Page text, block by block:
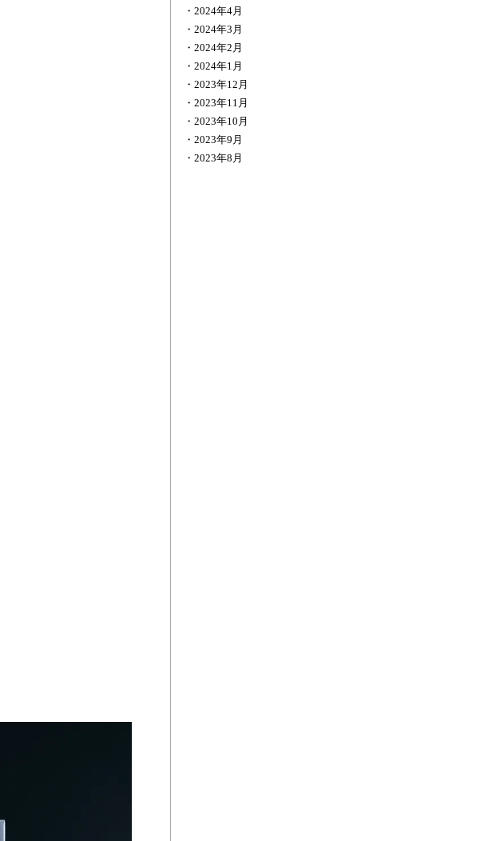
2024年4月
2024年3月
2024年2月
2024年1月
2023年12月
2023年11月
2023年10月
2023年9月
2023年8月